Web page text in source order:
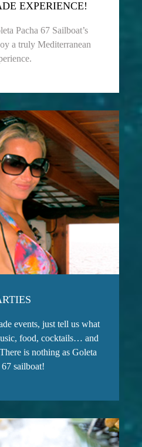
EXPERIENCE!
Pacha 67 Sailboat’s
a truly Mediterranean
events, just tell us what
food, cocktails… and
is nothing as Goleta
67 sailboat!